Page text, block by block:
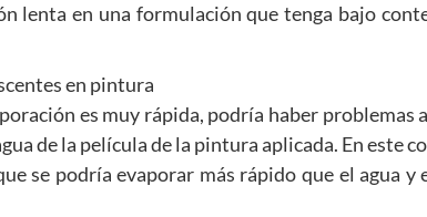
lenta en una formulación que tenga bajo
es muy rápida, podría haber
de la película de la pintura aplicada. En este
se podría evaporar más rápido que el agua